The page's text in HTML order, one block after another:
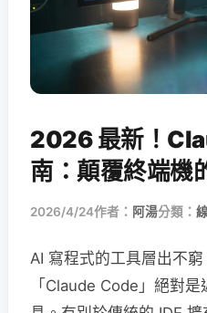
2026 最新！
南：顛覆終端機
2026/4/24作者： 阿湯分類：
AI 寫程式的工具層出不
「Claude Code」絕對